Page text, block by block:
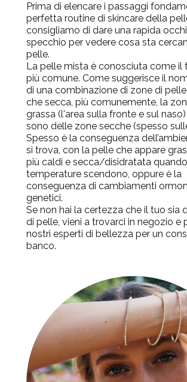
Prima di elencare i passaggi
perfetta routine di skincare della
consigliamo di dare una rapida
specchio per vedere cosa sta
pelle.
La pelle mista è conosciuta come il
più comune. Come suggerisce il
di una combinazione di zone di
che secca, più comunemente, la
grassa (l'area sulla fronte e sul
sono delle zone secche (spesso
Spesso è la conseguenza
si trova, con la pelle che appare
più caldi e secca/disidratata
temperature scendono, oppure è la
conseguenza di cambiamenti
genetici.
Se non hai la certezza che il tuo sia
di pelle, vieni a trovarci in negozio e
nostri esperti di bellezza per un
banco.